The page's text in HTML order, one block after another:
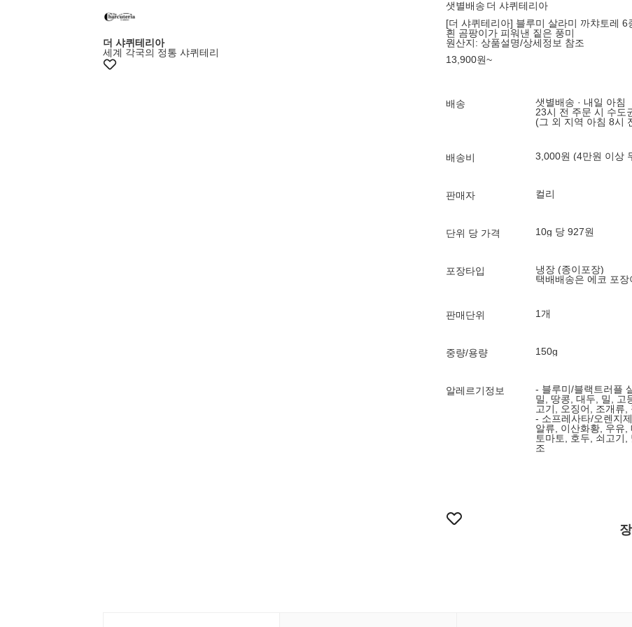
더 샤퀴테리아
세계 각국의 정통 샤퀴테리
샛별배송 더 샤퀴테리아
[더 샤퀴테리아] 블루미 살라미 까챠토레 6
흰 곰팡이가 피워낸 짙은 풍미
원산지: 상품설명/상세정보 참조
13,900원~
배송
샛별배송 · 내일 아침
23시 전 주문 시 수도
(그 외 지역 아침 8시
배송비 3,000원 (4만원 이상
판매자 컬리
단위 당 가격 10g 당 927원
포장타입
냉장 (종이포장)
택배배송은 에코 포
판매단위 1개
중량/용량 150g
알레르기정보
- 블루미/블랙트러플
밀, 땅콩, 대두, 밀, 고
고기, 오징어, 조개류,
- 소프레사타/오렌지
알류, 이산화황, 우유,
토마토, 호두, 쇠고기
조